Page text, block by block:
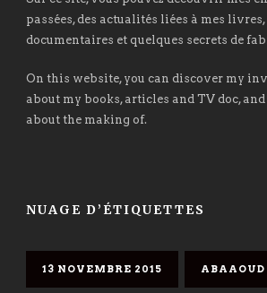
passées, des actualités liées à mes
documentaires et quelques secrets de
On this website, you can discover my
about my books, articles and TV doc,
about the making of.
NUAGE D’ÉTIQUETTES
13 NOVEMBRE 2015 ABAAOUD